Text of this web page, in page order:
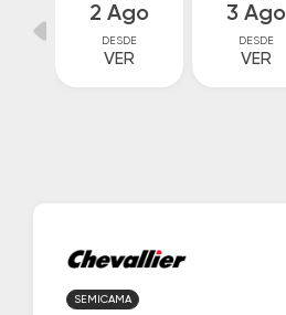
2 Ago
DESDE
VER
3 Ago
DESDE
VER
SEMICAMA